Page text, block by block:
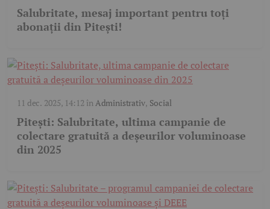
Salubritate, mesaj important pentru toți
abonații din Pitești!
11 dec. 2025, 14:12 în Administrativ, Social
Pitești: Salubritate, ultima campanie de
colectare gratuită a deșeurilor voluminoase
din 2025